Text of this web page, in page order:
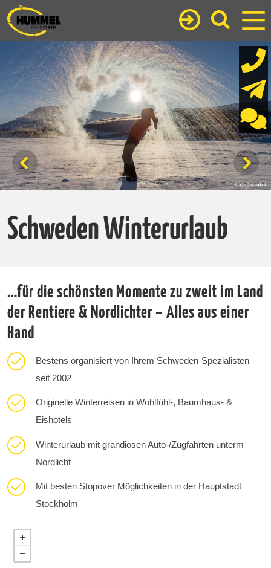
Schweden Winterurlaub
…für die schönsten Momente zu zweit im Land
der Rentiere & Nordlichter – Alles aus einer
Hand
Bestens organisiert von Ihrem Schweden-Spezialisten
seit 2002
Originelle Winterreisen in Wohlfühl-, Baumhaus- &
Eishotels
Winterurlaub mit grandiosen Auto-/Zugfahrten unterm
Nordlicht
Mit besten Stopover Möglichkeiten in der Hauptstadt
Stockholm